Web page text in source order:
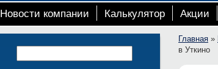
Новости компании Калькулятор Акции
Главная »
в Уткино